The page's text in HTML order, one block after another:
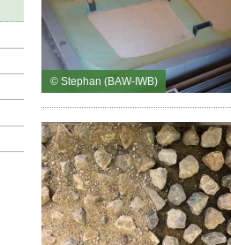
© Stephan (BAW-IWB)